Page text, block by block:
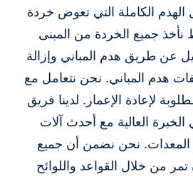
الهدم الكاملة التي تعوض خردة
نأخذ جميع الخردة من المبنى
عن طريق هدم المباني وإزالة
هدم المباني. نحن نتعامل مع
لإعادة الإعمار. لدينا فريق
العالية مع أحدث آلات
المعدات. نحن نضمن أن جميع
من خلال القواعد واللوائح